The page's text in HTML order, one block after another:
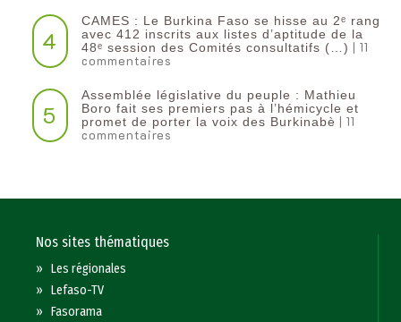
4
CAMES : Le Burkina Faso se hisse au 2ᵉ rang
avec 412 inscrits aux listes d’aptitude de la
48ᵉ session des Comités consultatifs (…) | 11
commentaires
5
Assemblée législative du peuple : Mathieu
Boro fait ses premiers pas à l’hémicycle et
promet de porter la voix des Burkinabè | 11
commentaires
Nos sites thématiques
»Les régionales
»Lefaso-TV
»Fasorama